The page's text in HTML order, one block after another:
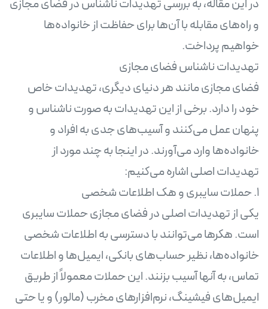
در این مقاله، به بررسی تهدیدات ناشناس در فضای مجازی
و راه‌های مقابله با آن‌ها برای حفاظت از خانواده‌ها
فضای مجازی مانند هر دنیای دیگری، تهدیدات خاص
خود را دارد. برخی از این تهدیدات به صورت ناشناس و
پنهان عمل می‌کنند و آسیب‌های جدی به افراد و
خانواده‌ها وارد می‌آورند. در اینجا به چند مورد از
یکی از تهدیدات اصلی در فضای مجازی حملات سایبری
است. هکرها می‌توانند با دسترسی به اطلاعات شخصی
خانواده‌ها، نظیر حساب‌های بانکی، ایمیل‌ها و اطلاعات
تماس، به آنها آسیب بزنند. این حملات معمولاً از طریق
ایمیل‌های فیشینگ، نرم‌افزارهای مخرب (مالور) و یا حتی